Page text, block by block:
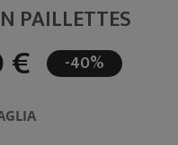
PAILLETTES
€ -40%